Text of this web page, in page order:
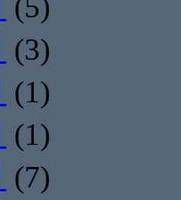
(3)
(1)
(1)
(7)